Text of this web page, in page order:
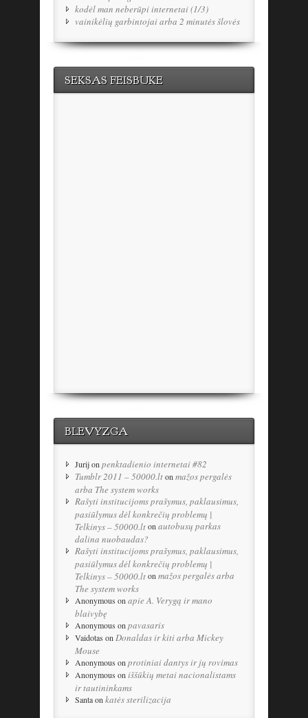
kodėl man neberūpi internetai (1/3)
vainikėlių garbintojai arba 2 minutės šlovės
SEKSAS FEISBUKE
BLEVYZGA
Jurijon penktadienio internetai #82
Tumblr 2011 – 50000.lton mažos pergalės
arba The system works
Rašyti institucijoms prašymus, paklausimus,
pasiūlymus dėl konkrečių problemų |
Telkinys – 50000.lton autobusų parkas
dalina nuobaudas?
Rašyti institucijoms prašymus, paklausimus,
pasiūlymus dėl konkrečių problemų |
Telkinys – 50000.lton mažos pergalės arba
The system works
Anonymous on apie A. Verygą ir mano
blaivybę
Anonymous on pavasaris
Vaidotas on Donaldas ir kiti arba Mickey
Mouse
Anonymous on protiniai dantys ir jų rovimas
Anonymous on iššūkių metai nacionalistams
ir tautininkams
Santaon katės sterilizacija